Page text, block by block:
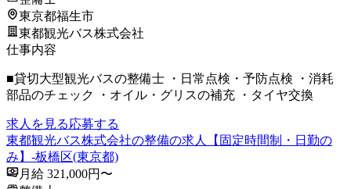
東京都福生市
東都観光バス株式会社
仕事内容
■貸切大型観光バスの整備士 ・日常点検・予防点検 ・消耗
部品のチェック ・オイル・グリスの補充 ・タイヤ交換
求人を見る応募する
東都観光バス株式会社の整備の求人【固定時間制・日勤の
み】-板橋区(東京都)
月給 321,000円〜